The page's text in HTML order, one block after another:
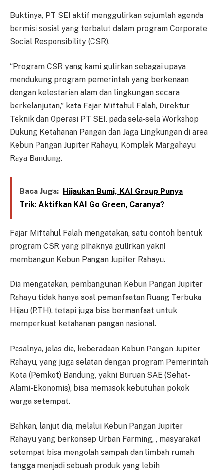
Buktinya, PT SEI aktif menggulirkan sejumlah agenda
bermisi sosial yang terbalut dalam program Corporate
Social Responsibility (CSR).
“Program CSR yang kami gulirkan sebagai upaya
mendukung program pemerintah yang berkenaan
dengan kelestarian alam dan lingkungan secara
berkelanjutan,” kata Fajar Miftahul Falah, Direktur
Teknik dan Operasi PT SEI, pada sela-sela Workshop
Dukung Ketahanan Pangan dan Jaga Lingkungan di area
Kebun Pangan Jupiter Rahayu, Komplek Margahayu
Raya Bandung.
Baca Juga: Hijaukan Bumi, KAI Group Punya
Trik: Aktifkan KAI Go Green, Caranya?
Fajar Miftahul Falah mengatakan, satu contoh bentuk
program CSR yang pihaknya gulirkan yakni
membangun Kebun Pangan Jupiter Rahayu.
Dia mengatakan, pembangunan Kebun Pangan Jupiter
Rahayu tidak hanya soal pemanfaatan Ruang Terbuka
Hijau (RTH), tetapi juga bisa bermanfaat untuk
memperkuat ketahanan pangan nasional.
Pasalnya, jelas dia, keberadaan Kebun Pangan Jupiter
Rahayu, yang juga selatan dengan program Pemerintah
Kota (Pemkot) Bandung, yakni Buruan SAE (Sehat-
Alami-Ekonomis), bisa memasok kebutuhan pokok
warga setempat.
Bahkan, lanjut dia, melalui Kebun Pangan Jupiter
Rahayu yang berkonsep Urban Farming, , masyarakat
setempat bisa mengolah sampah dan limbah rumah
tangga menjadi sebuah produk yang lebih